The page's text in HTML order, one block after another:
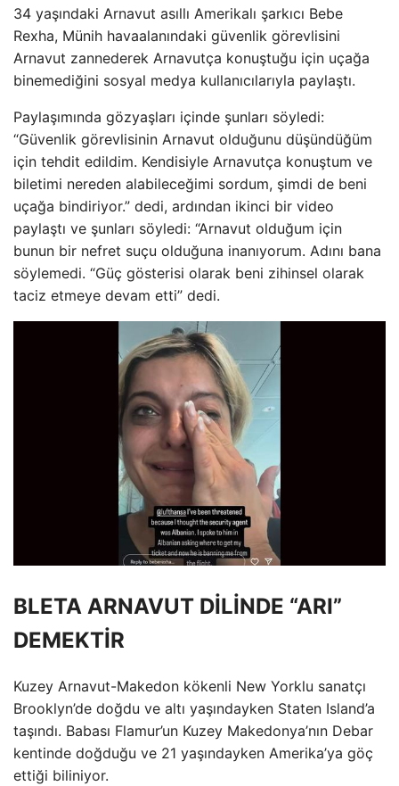
34 yaşındaki Arnavut asıllı Amerikalı şarkıcı Bebe
Rexha, Münih havaalanındaki güvenlik görevlisini
Arnavut zannederek Arnavutça konuştuğu için uçağa
binemediğini sosyal medya kullanıcılarıyla paylaştı.
Paylaşımında gözyaşları içinde şunları söyledi:
“Güvenlik görevlisinin Arnavut olduğunu düşündüğüm
için tehdit edildim. Kendisiyle Arnavutça konuştum ve
biletimi nereden alabileceğimi sordum, şimdi de beni
uçağa bindiriyor.” dedi, ardından ikinci bir video
paylaştı ve şunları söyledi: “Arnavut olduğum için
bunun bir nefret suçu olduğuna inanıyorum. Adını bana
söylemedi. “Güç gösterisi olarak beni zihinsel olarak
taciz etmeye devam etti” dedi.
BLETA ARNAVUT DİLİNDE “ARI”
DEMEKTİR
Kuzey Arnavut-Makedon kökenli New Yorklu sanatçı
Brooklyn’de doğdu ve altı yaşındayken Staten Island’a
taşındı. Babası Flamur’un Kuzey Makedonya’nın Debar
kentinde doğduğu ve 21 yaşındayken Amerika’ya göç
ettiği biliniyor.